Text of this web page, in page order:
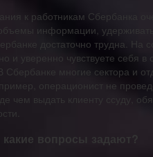
к работникам Сбербанка
информации,
достаточно трудна. На
и уверенно чувствуете себя в
Сбербанке многие сектора и
операционист не
чем выдать клиенту ссуду,
вопросы задают?